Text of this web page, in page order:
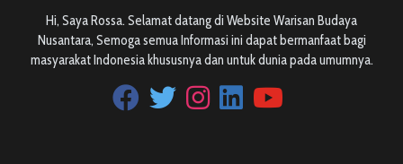
Hi, Saya Rossa. Selamat datang di Website Warisan Budaya
Nusantara, Semoga semua Informasi ini dapat bermanfaat bagi
masyarakat Indonesia khususnya dan untuk dunia pada umumnya.